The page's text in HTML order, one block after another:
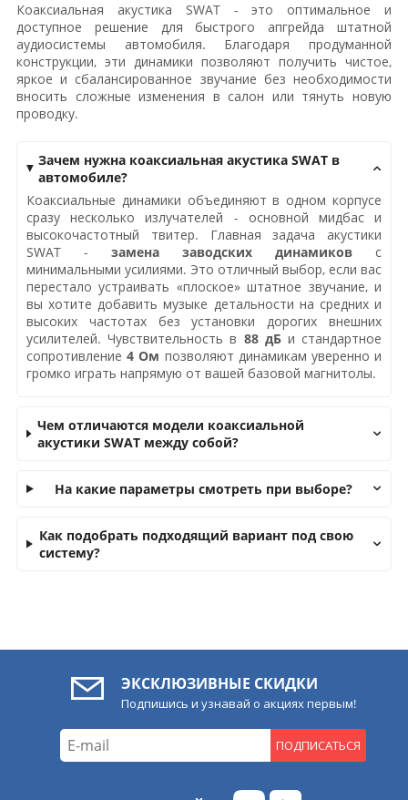
Коаксиальная акустика SWAT - это оптимальное и
доступное решение для быстрого апгрейда штатной
аудиосистемы автомобиля. Благодаря продуманной
конструкции, эти динамики позволяют получить чистое,
яркое и сбалансированное звучание без необходимости
вносить сложные изменения в салон или тянуть новую
проводку.
Зачем нужна коаксиальная акустика SWAT в
автомобиле?
Коаксиальные динамики объединяют в одном корпусе
сразу несколько излучателей - основной мидбас и
высокочастотный твитер. Главная задача акустики
SWAT - замена заводских динамиков с
минимальными усилиями. Это отличный выбор, если вас
перестало устраивать «плоское» штатное звучание, и
вы хотите добавить музыке детальности на средних и
высоких частотах без установки дорогих внешних
усилителей. Чувствительность в 88 дБи стандартное
сопротивление4 Ом позволяют динамикам уверенно и
громко играть напрямую от вашей базовой магнитолы.
Чем отличаются модели коаксиальной
акустики SWAT между собой?
На какие параметры смотреть при выборе?
Как подобрать подходящий вариант под свою
систему?
ЭКСКЛЮЗИВНЫЕ СКИДКИ
Подпишись и узнавай о акциях первым!
ПОДПИСАТЬСЯ